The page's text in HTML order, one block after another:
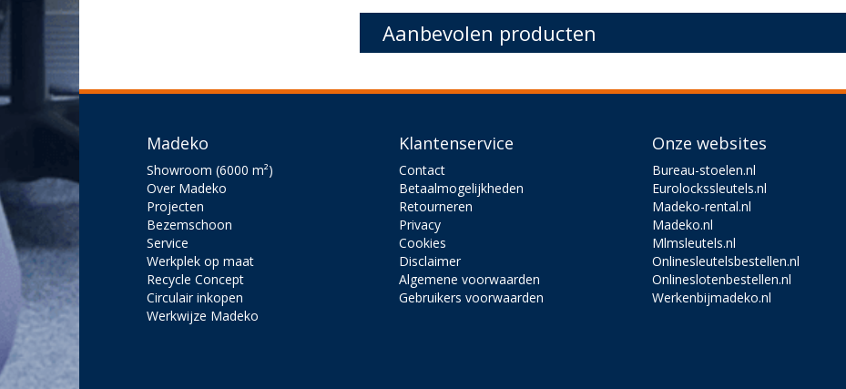
Aanbevolen producten
Madeko
Showroom (6000 m²)
Over Madeko
Projecten
Bezemschoon
Service
Werkplek op maat
Recycle Concept
Circulair inkopen
Werkwijze Madeko
Klantenservice
Contact
Betaalmogelijkheden
Retourneren
Privacy
Cookies
Disclaimer
Algemene voorwaarden
Gebruikers voorwaarden
Onze websites
Bureau-stoelen.nl
Eurolockssleutels.nl
Madeko-rental.nl
Madeko.nl
Mlmsleutels.nl
Onlinesleutelsbestellen.nl
Onlineslotenbestellen.nl
Werkenbijmadeko.nl